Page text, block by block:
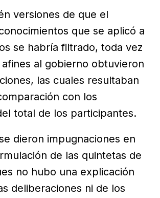
versiones de que el
que se aplicó a
se habría filtrado, toda vez
al gobierno obtuvieron
las cuales resultaban
con los
total de los participantes.
dieron impugnaciones en
de las quintetas de
no hubo una explicación
deliberaciones ni de los